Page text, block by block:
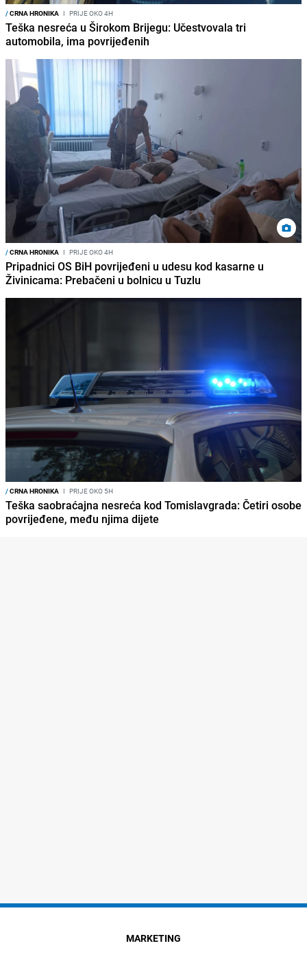
/CRNA HRONIKA I PRIJE OKO 4H
Teška nesreća u Širokom Brijegu: Učestvovala tri
automobila, ima povrijeđenih
/CRNA HRONIKA I PRIJE OKO 4H
Pripadnici OS BiH povrijeđeni u udesu kod kasarne u
Živinicama: Prebačeni u bolnicu u Tuzlu
/CRNA HRONIKA I PRIJE OKO 5H
Teška saobraćajna nesreća kod Tomislavgrada: Četiri osobe
povrijeđene, među njima dijete
MARKETING